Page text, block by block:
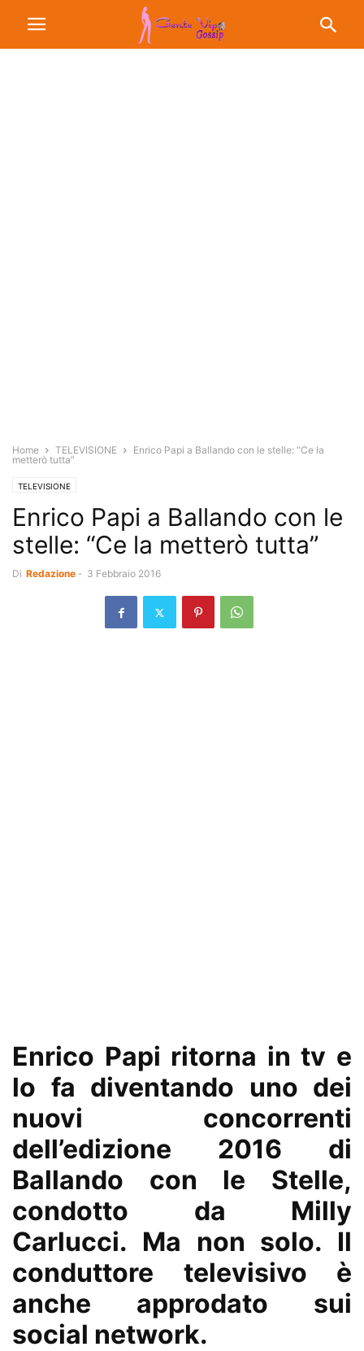
Home TELEVISIONE
Enrico Papi a Ballando con le stelle: “Ce la
metterò tutta”
TELEVISIONE
Enrico Papi a Ballando con le
stelle: “Ce la metterò tutta”
Di Redazione - 3 Febbraio 2016
Enrico Papi ritorna in tv e
lo fa diventando uno dei
nuovi concorrenti
dell’edizione 2016 di
Ballando con le Stelle,
condotto da Milly
Carlucci. Ma non solo. Il
conduttore televisivo è
anche approdato sui
social network.